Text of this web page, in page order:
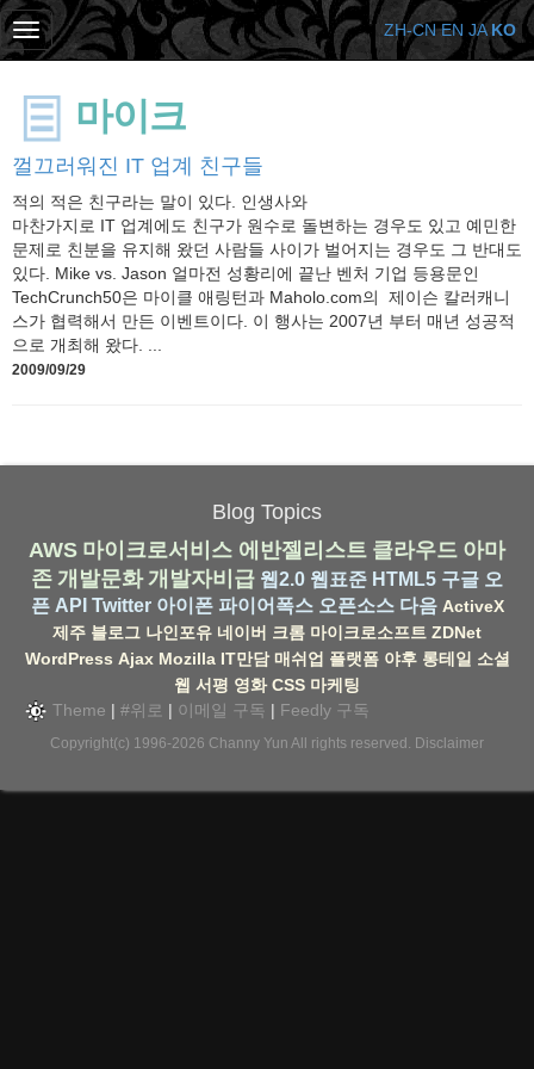
마이크
껄끄러워진 IT 업계 친구들
적의 적은 친구라는 말이 있다. 인생사와
마찬가지로 IT 업계에도 친구가 원수로 돌변하는 경우도 있고 예민한
문제로 친분을 유지해 왔던 사람들 사이가 벌어지는 경우도 그 반대도
있다. Mike vs. Jason 얼마전 성황리에 끝난 벤처 기업 등용문인
TechCrunch50은 마이클 애링턴과 Maholo.com의 제이슨 칼러캐니
스가 협력해서 만든 이벤트이다. 이 행사는 2007년 부터 매년 성공적
으로 개최해 왔다. ...
2009/09/29
Blog Topics
AWS 마이크로서비스 에반젤리스트 클라우드 아마
존 개발문화 개발자비급 웹2.0 웹표준 HTML5 구글 오
픈 API Twitter 아이폰 파이어폭스 오픈소스 다음 ActiveX
제주 블로그 나인포유 네이버 크롬 마이크로소프트 ZDNet
WordPress Ajax Mozilla IT만담 매쉬업 플랫폼 야후 롱테일 소셜
웹 서평 영화 CSS 마케팅
Theme | #위로 | 이메일 구독 | Feedly 구독
Copyright(c) 1996-2026 Channy Yun All rights reserved. Disclaimer
ZH-CN EN JA KO